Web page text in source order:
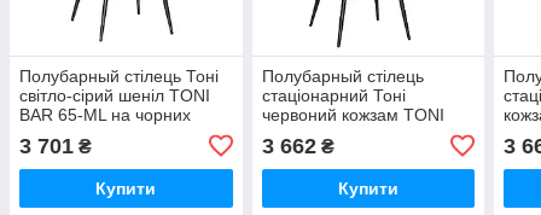
Полубарный стілець Тоні
світло-сірий шеніл TONI
BAR 65-ML на чорних
3 701 ₴
Купити
Полубарный стілець
стаціонарний Тоні
червоний кожзам TONI
ніжках метал
3 662₴
Купити
3